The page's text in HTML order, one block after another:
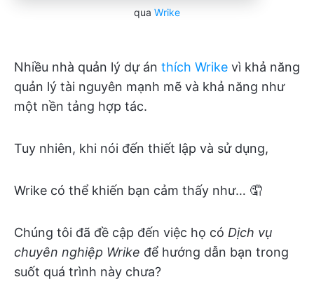
qua Wrike
Nhiều nhà quản lý dự án thích Wrike vì khả năng
quản lý tài nguyên mạnh mẽ và khả năng như
một nền tảng hợp tác.
Tuy nhiên, khi nói đến thiết lập và sử dụng,
Wrike có thể khiến bạn cảm thấy như… 🤦
Chúng tôi đã đề cập đến việc họ có Dịch vụ
chuyên nghiệp Wrike để hướng dẫn bạn trong
suốt quá trình này chưa?